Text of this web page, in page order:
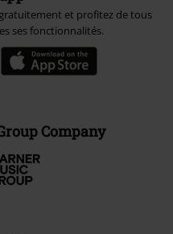
et profitez de tous
ses fonctionnalités.
Company